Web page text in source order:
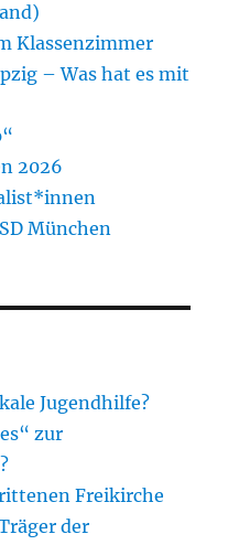
Klassenzimmer
– Was hat es mit
2026
München
Jugendhilfe?
zur
Freikirche
der